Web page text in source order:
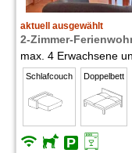
aktuell ausgewählt
2-Zimmer-
max. 4 Erwachsene
Schlafcouch Doppelbett